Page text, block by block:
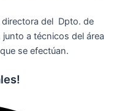
del Dpto. de
junto a técnicos del área
se efectúan.